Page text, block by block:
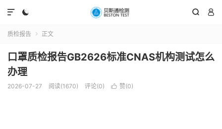
  

质检报告  正文
口罩质检报告GB2626标准CNAS机构测试怎么
办理
2026-07-27 阅读(1670) 评论(0)  赞(0)